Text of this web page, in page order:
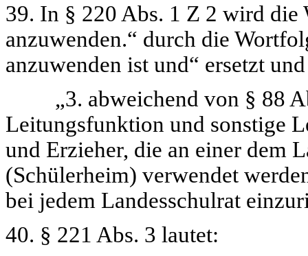
39. In § 220 Abs. 1 Z 2 wird
anzuwenden.“ durch die
anzuwenden ist und“ ersetzt
„3. abweichend von § 88
Leitungsfunktion und sonstige
und Erzieher, die an einer dem
(Schülerheim) verwendet
bei jedem Landesschulrat
40. § 221 Abs. 3 lautet: